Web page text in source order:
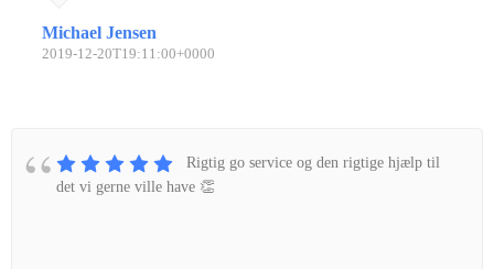
Michael Jensen
2019-12-20T19:11:00+0000
Rigtig go service og den rigtige hjælp til
det vi gerne ville have 👏